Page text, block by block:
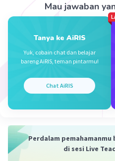
Mau jawaban
Tanya ke AiRIS
Yuk, cobain chat dan belajar
bareng AiRIS, teman pintarmu!
Chat AiRIS
Perdalam pemahamanmu
di sesi Live